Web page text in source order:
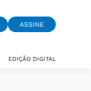
ASSINE
EDIÇÃO DIGITAL